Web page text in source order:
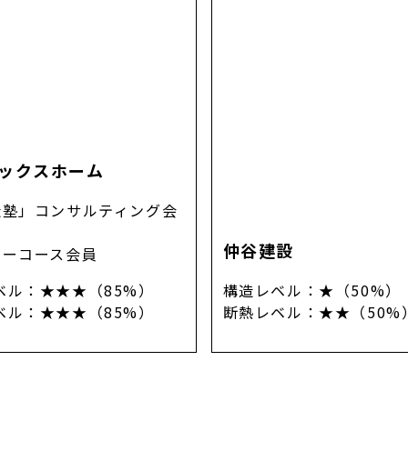
クスホーム
」コンサルティング会
コース会員
ル ： ★★★（85%）
ル ： ★★★（85%）
仲谷建設
構造レベル ： ★（50%）
断熱レベル ： ★★（50%）